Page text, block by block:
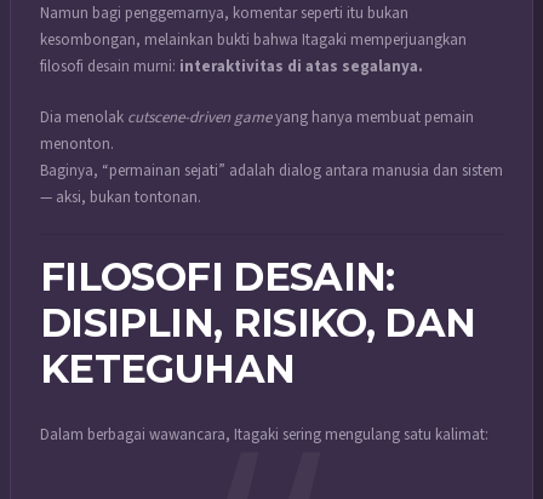
Namun bagi penggemarnya, komentar seperti itu bukan
kesombongan, melainkan bukti bahwa Itagaki memperjuangkan
filosofi desain murni: interaktivitas di atas segalanya.
Dia menolak cutscene-driven gameyang hanya membuat pemain
menonton.
Baginya, “permainan sejati” adalah dialog antara manusia dan sistem
— aksi, bukan tontonan.
FILOSOFI DESAIN:
DISIPLIN, RISIKO, DAN
KETEGUHAN
Dalam berbagai wawancara, Itagaki sering mengulang satu kalimat: